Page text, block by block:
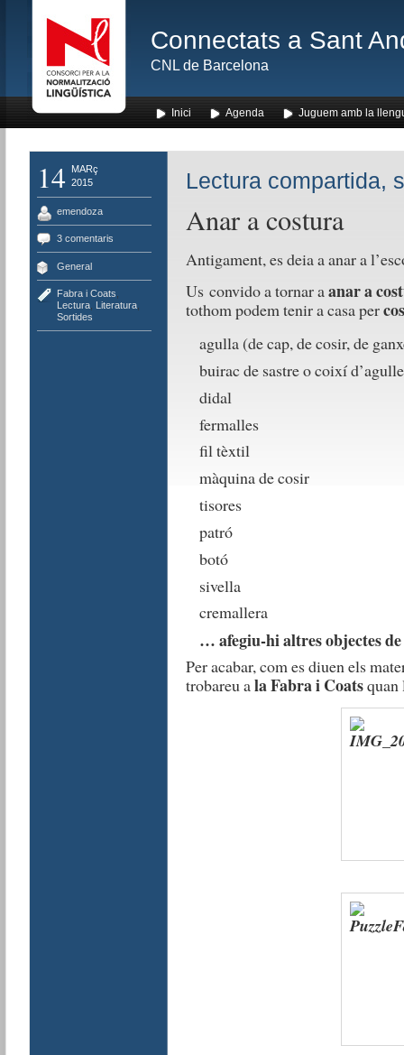
Connectats a Sant
CNL de Barcelona
Inici Agenda Juguem amb la
14
MARç
2015
emendoza
3 comentaris
General
Fabra i Coats
Lectura, Literatura,
Sortides
Lectura compartida,
Anar a costura
Antigament, es deia a anar a
Us convido a tornar aanar a
tothom podem tenir a casa per
agulla (de cap, de cosir, de
buirac de sastre o coixí
didal
fermalles
fil tèxtil
màquina de cosir
tisores
patró
botó
sivella
cremallera
… afegiu-hi altres objectes
Per acabar, com es diuen els
trobareu ala Fabra i Coatsquan